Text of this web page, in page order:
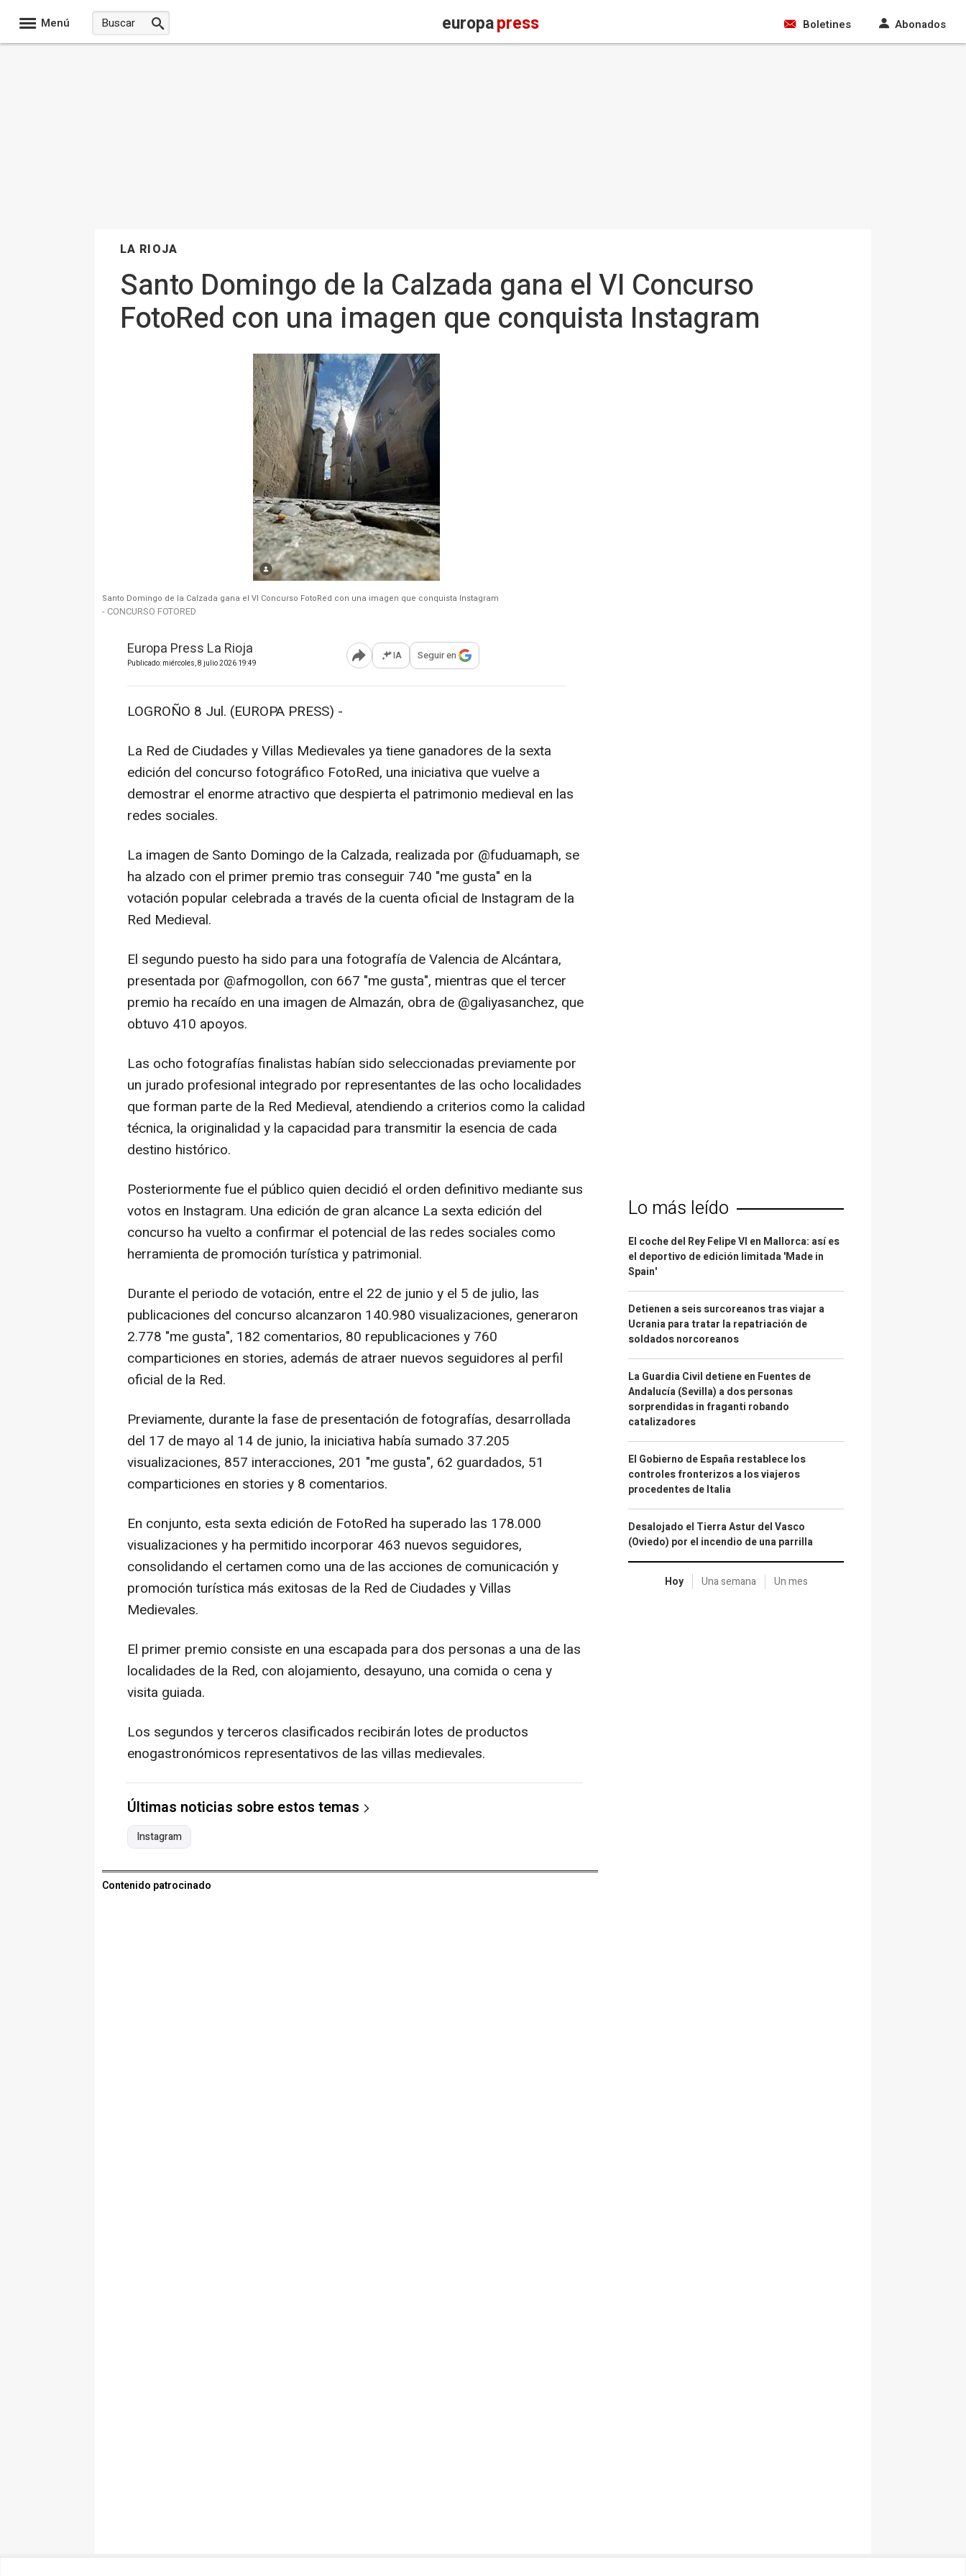
Menú europapress Boletines Abonados
LA RIOJA
Santo Domingo de la Calzada gana el VI Concurso
FotoRed con una imagen que conquista Instagram
Santo Domingo de la Calzada gana el VI Concurso FotoRed con una imagen que conquista Instagram
- CONCURSO FOTORED
Europa Press La Rioja
Publicado: miércoles, 8 julio 2026 19:49 Abrir opciones para compartir
IA Seguir en
LOGROÑO 8 Jul. (EUROPA PRESS) -
La Red de Ciudades y Villas Medievales ya tiene ganadores de la sexta
edición del concurso fotográfico FotoRed, una iniciativa que vuelve a
demostrar el enorme atractivo que despierta el patrimonio medieval en las
redes sociales.
La imagen de Santo Domingo de la Calzada, realizada por @fuduamaph, se
ha alzado con el primer premio tras conseguir 740 "me gusta" en la
votación popular celebrada a través de la cuenta oficial de Instagram de la
Red Medieval.
El segundo puesto ha sido para una fotografía de Valencia de Alcántara,
presentada por @afmogollon, con 667 "me gusta", mientras que el tercer
premio ha recaído en una imagen de Almazán, obra de @galiyasanchez, que
obtuvo 410 apoyos.
Las ocho fotografías finalistas habían sido seleccionadas previamente por
un jurado profesional integrado por representantes de las ocho localidades
que forman parte de la Red Medieval, atendiendo a criterios como la calidad
técnica, la originalidad y la capacidad para transmitir la esencia de cada
destino histórico.
Posteriormente fue el público quien decidió el orden definitivo mediante sus
votos en Instagram. Una edición de gran alcance La sexta edición del
concurso ha vuelto a confirmar el potencial de las redes sociales como
herramienta de promoción turística y patrimonial.
Durante el periodo de votación, entre el 22 de junio y el 5 de julio, las
publicaciones del concurso alcanzaron 140.980 visualizaciones, generaron
2.778 "me gusta", 182 comentarios, 80 republicaciones y 760
comparticiones en stories, además de atraer nuevos seguidores al perfil
oficial de la Red.
Previamente, durante la fase de presentación de fotografías, desarrollada
del 17 de mayo al 14 de junio, la iniciativa había sumado 37.205
visualizaciones, 857 interacciones, 201 "me gusta", 62 guardados, 51
comparticiones en stories y 8 comentarios.
En conjunto, esta sexta edición de FotoRed ha superado las 178.000
visualizaciones y ha permitido incorporar 463 nuevos seguidores,
consolidando el certamen como una de las acciones de comunicación y
promoción turística más exitosas de la Red de Ciudades y Villas
Medievales.
El primer premio consiste en una escapada para dos personas a una de las
localidades de la Red, con alojamiento, desayuno, una comida o cena y
visita guiada.
Los segundos y terceros clasificados recibirán lotes de productos
enogastronómicos representativos de las villas medievales.
Últimas noticias sobre estos temas
Instagram
Contenido patrocinado
Lo más leído
El coche del Rey Felipe VI en Mallorca: así es
el deportivo de edición limitada 'Made in
Spain'
Detienen a seis surcoreanos tras viajar a
Ucrania para tratar la repatriación de
soldados norcoreanos
La Guardia Civil detiene en Fuentes de
Andalucía (Sevilla) a dos personas
sorprendidas in fraganti robando
catalizadores
El Gobierno de España restablece los
controles fronterizos a los viajeros
procedentes de Italia
Desalojado el Tierra Astur del Vasco
(Oviedo) por el incendio de una parrilla
Hoy Una semana Un mes